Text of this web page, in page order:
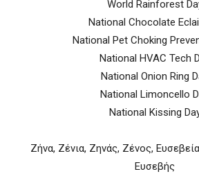
World Rainforest
National Chocolate
National Pet Choking
National HVAC Tech
National Onion Ring
National Limoncello
National Kissing
Ζήνα, Ζένια, Ζηνάς, Ζένος,
Ευσεβής